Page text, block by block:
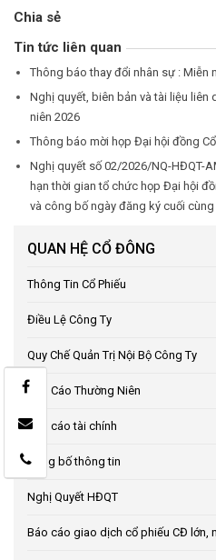
Chia sẻ
Tin tức liên quan
Thông báo thay đổi nhân sự : Miễn
Nghị quyết, biên bản và tài liệu
niên 2026
Thông báo mời họp Đại hội đồng
Nghị quyết số 02/2026/NQ-HĐQT-
hạn thời gian tổ chức họp Đại hội
và công bố ngày đăng ký cuối cùng
QUAN HỆ CỔ ĐÔNG
Thông Tin Cổ Phiếu
Điều Lệ Công Ty
Quy Chế Quản Trị Nội Bộ Công Ty
Báo Cáo Thường Niên
Báo cáo tài chính
Công bố thông tin
Nghị Quyết HĐQT
Báo cáo giao dịch cổ phiếu CĐ lớn,